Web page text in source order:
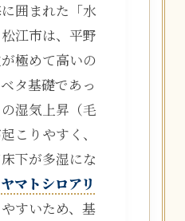
囲まれた「水
江市は、平野
極めて高いの
タ基礎であっ
湿気上昇（毛
こりやすく、
下が多湿にな
ヤマトシロアリ
すいため、基